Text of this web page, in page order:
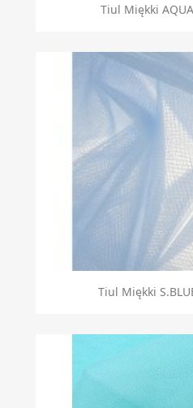
Tiul Miękki
Tiul Miękki